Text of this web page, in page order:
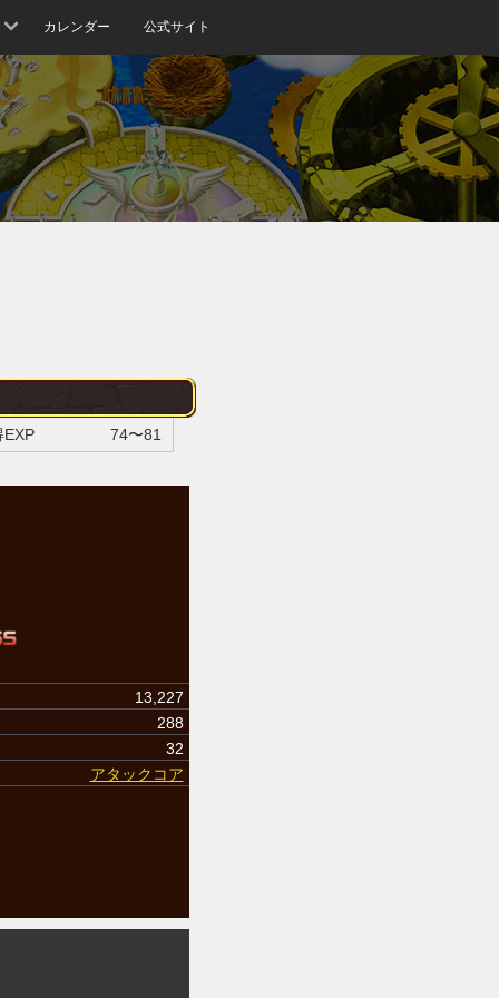
カレンダー 公式サイト
EXP 74〜81
13,227
288
32
アタックコア